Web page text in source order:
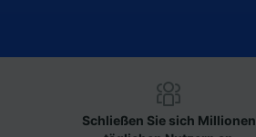
Schließen Sie sich Millionen